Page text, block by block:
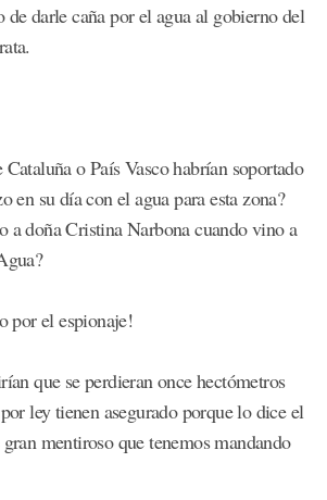
de darle caña por el agua al gobierno del
Cataluña o País Vasco habrían soportado
en su día con el agua para esta zona?
a doña Cristina Narbona cuando vino a
por el espionaje!
que se perdieran once hectómetros
ley tienen asegurado porque lo dice el
gran mentiroso que tenemos mandando